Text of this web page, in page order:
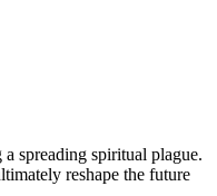
spreading spiritual plague.
reshape the future